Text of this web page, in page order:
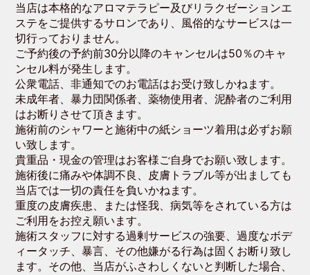
当店は本格的なアロマテラピー及びリラクゼーションエ
ステをご提供するサロンであり、風俗的なサービスは一
切行っておりません。
ご予約後の予約前30分以降のキャンセルは50％のキャ
ンセル料が発生します。
公衆電話、非通知でのお電話はお受け致しかねます。
未成年者、暴力団関係者、薬物使用者、泥酔者のご利用
はお断りさせて頂きます。
施術前のシャワーと施術中の紙ショーツ着用は必ずお願
い致します。
貴重品・現金の管理はお客様ご自身でお願い致します。
施術後に痛みや体調不良、皮膚トラブル等が出ましても
当店では一切の責任を負いかねます。
重度の皮膚疾患、または怪我、病気等をされている方は
ご利用をお控え願います。
施術スタッフに対する過剰サービスの強要、過度なボデ
ィータッチ、暴言、その他嫌がる行為は固くお断り致し
ます。その他、当店がふさわしくないと判断した場合、